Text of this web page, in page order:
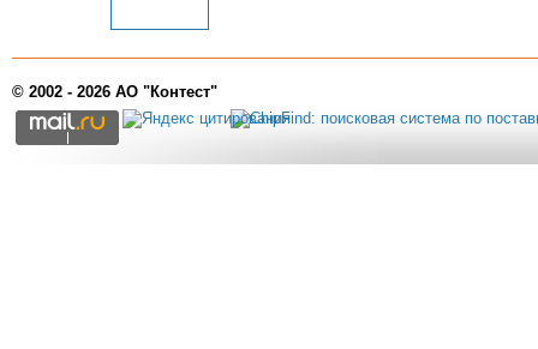
© 2002 - 2026 АО "Контест"